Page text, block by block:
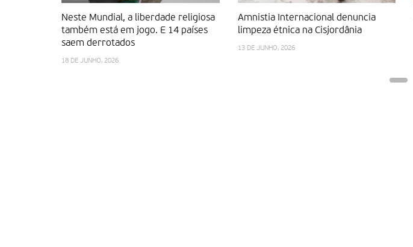
Neste Mundial, a liberdade religiosa
também está em jogo. E 14 países
saem derrotados
18 DE JUNHO, 2026
Amnistia Internacional denuncia
limpeza étnica na Cisjordânia
13 DE JUNHO, 2026